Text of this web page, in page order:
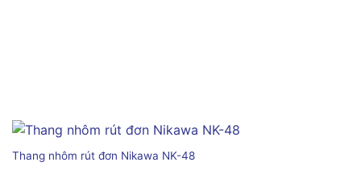
Thang nhôm rút đơn Nikawa NK-48